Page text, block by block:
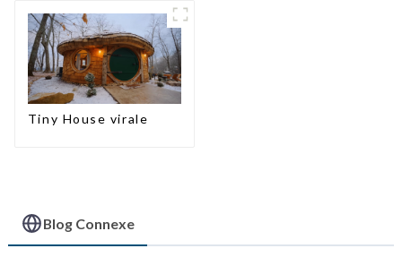
Tiny House virale
Blog Connexe